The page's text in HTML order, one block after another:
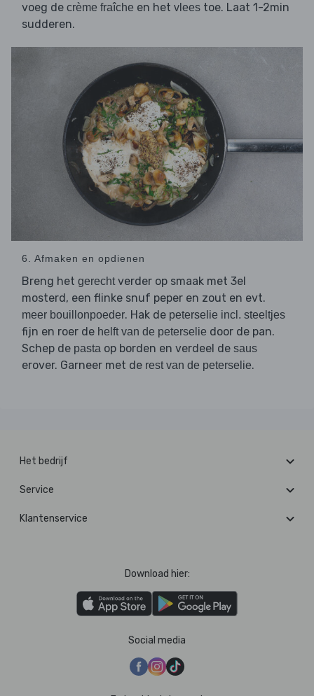
voeg de crème fraîche en het vlees toe. Laat 1-2min
sudderen.
6. Afmaken en opdienen
Breng het gerechtverder op smaak met 3el
mosterd, een flinke snuf peper en zout en evt.
meer bouillonpoeder. Hak de peterselie incl. steeltjes
fijn en roer de helft van de peterselie door de pan.
Schep de pasta op borden en verdeel de saus
erover. Garneer met de rest van de peterselie.
Het bedrijf
Service
Klantenservice
Download hier:
Social media